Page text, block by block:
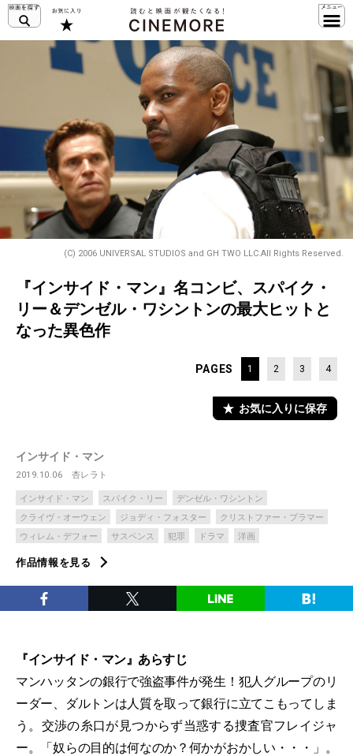
(C) 2006 UNIVERSAL STUDIOS and GH TWO LLC.All Rights Reserved.
『インサイド・マン』名コンビ、スパイク・
リー＆デンゼル・ワシントンの最大ヒットと
なった異色作
PAGES 1 2 3 4
お気に入りに保存
インサイド・マン
2019.10.06 杏レラト
インサイド・マン スパイク・リー
デンゼル・ワシントン
クライヴ・オーウェン
ジョディ・フォスター
クリストファー・プラマー
ウィレム・デフォー
サスペンス 犯罪 ドラマ 洋画
作品情報を見る
『インサイド・マン』あらすじ
マンハッタンの銀行で強盗事件が発生！犯人グループのリ
ーダー、ダルトンは人質を取って銀行に立てこもってしま
う。交渉の糸口が見つからず当惑する捜査官フレイジャ
ー。「奴らの目的は何なのか？何かがおかしい・・・」。